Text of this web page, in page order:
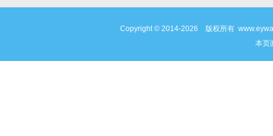
Copyright © 2014-2026 版权所有
本页